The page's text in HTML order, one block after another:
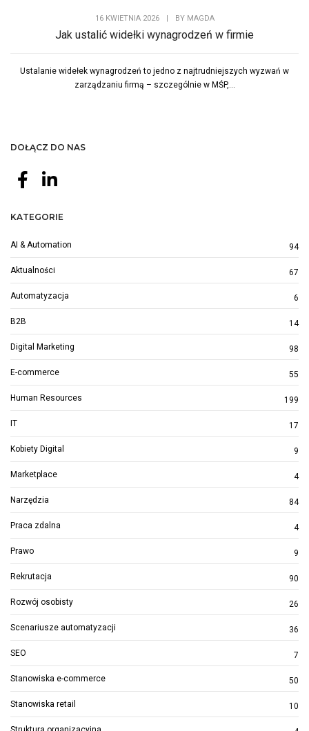
16 KWIETNIA 2026 | BY MAGDA
Jak ustalić widełki wynagrodzeń w firmie
Ustalanie widełek wynagrodzeń to jedno z najtrudniejszych wyzwań w
zarządzaniu firmą – szczególnie w MŚP,...
DOŁĄCZ DO NAS
KATEGORIE
AI & Automation 94
Aktualności 67
Automatyzacja 6
B2B 14
Digital Marketing 98
E-commerce 55
Human Resources 199
IT 17
Kobiety Digital 9
Marketplace 4
Narzędzia 84
Praca zdalna 4
Prawo 9
Rekrutacja 90
Rozwój osobisty 26
Scenariusze automatyzacji 36
SEO 7
Stanowiska e-commerce 50
Stanowiska retail 10